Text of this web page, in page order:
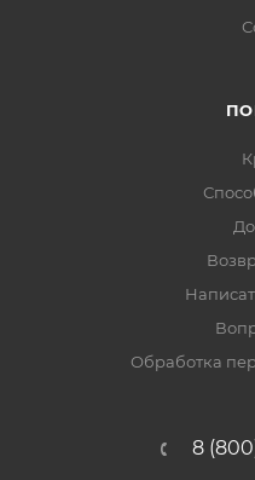
Обработка
8